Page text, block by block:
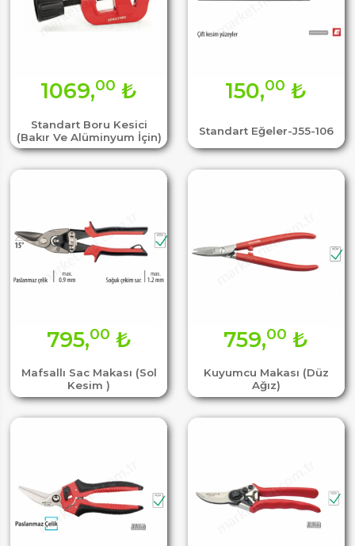
Standart Boru Kesici
(Bakır Ve Alüminyum İçin)
1069,00 ₺
Standart Eğeler-J55-106
150,00 ₺
Mafsallı Sac Makası (Sol
Kesim )
795,00 ₺
Kuyumcu Makası (Düz
Ağız)
759,00 ₺